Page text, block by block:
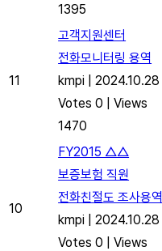
1395
11
고객지원센터
전화모니터링 용역
kmpi
2024.10.28
Votes 0
Views
1470
10
FY2015 △△
보증보험 직원
전화친절도 조사용역
kmpi
2024.10.28
Votes 0
Views